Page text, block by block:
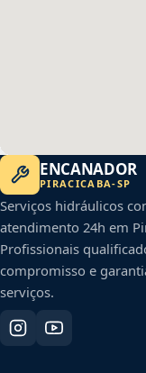
ENCANADOR
PIRACICABA-SP
Serviços hidráulicos
atendimento 24h em
Profissionais
compromisso e
serviços.